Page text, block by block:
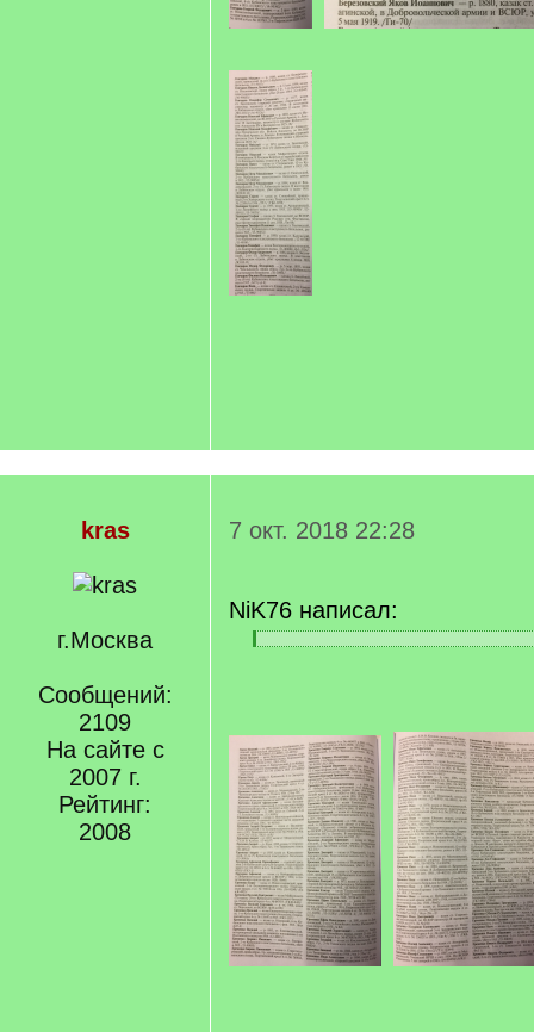
kras
г.Москва
Сообщений:
2109
На сайте с
2007 г.
Рейтинг:
2008
7 окт. 2018 22:28
NiK76 написал:
[[